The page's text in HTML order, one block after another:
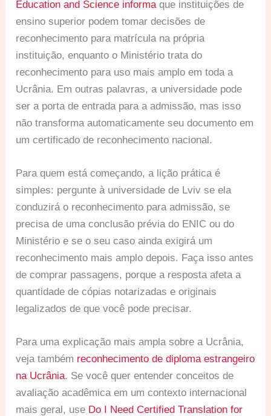
Education and Science informa que instituições de
ensino superior podem tomar decisões de
reconhecimento para matrícula na própria
instituição, enquanto o Ministério trata do
reconhecimento para uso mais amplo em toda a
Ucrânia. Em outras palavras, a universidade pode
ser a porta de entrada para a admissão, mas isso
não transforma automaticamente seu documento em
um certificado de reconhecimento nacional.
Para quem está começando, a lição prática é
simples: pergunte à universidade de Lviv se ela
conduzirá o reconhecimento para admissão, se
precisa de uma conclusão prévia do ENIC ou do
Ministério e se o seu caso ainda exigirá um
reconhecimento mais amplo depois. Faça isso antes
de comprar passagens, porque a resposta afeta a
quantidade de cópias notarizadas e originais
legalizados de que você pode precisar.
Para uma explicação mais ampla sobre a Ucrânia,
veja também reconhecimento de diploma estrangeiro
na Ucrânia. Se você quer entender conceitos de
avaliação acadêmica em um contexto internacional
mais geral, use Do I Need Certified Translation for